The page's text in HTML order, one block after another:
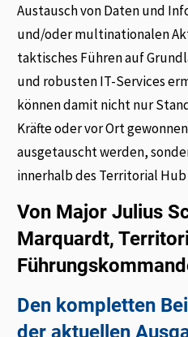
Austausch von Daten und
und/oder multinationalen
taktisches Führen auf
und robusten IT-Services
können damit nicht nur
Kräfte oder vor Ort
ausgetauscht werden,
innerhalb des Territorial
Von Major Julius
Marquardt,
Den kompletten
der aktuellen